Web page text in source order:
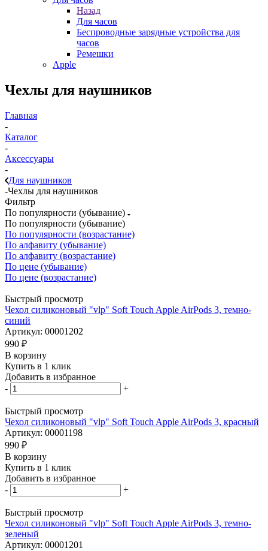
Назад
Для часов
Беспроводные зарядные устройства для
часов
Ремешки
Apple
Чехлы для наушников
Главная
-
Каталог
-
Аксессуары
-
Для наушников
-Чехлы для наушников
Фильтр
По популярности (убывание)
По популярности (убывание)
По популярности (возрастание)
По алфавиту (убывание)
По алфавиту (возрастание)
По цене (убывание)
По цене (возрастание)
Быстрый просмотр
Чехол силиконовый "vlp" Soft Touch Apple AirPods 3, темно-
синий
Артикул: 00001202
990 ₽
В корзину
Купить в 1 клик
Добавить в избранное
-
+
Быстрый просмотр
Чехол силиконовый "vlp" Soft Touch Apple AirPods 3, красный
Артикул: 00001198
990 ₽
В корзину
Купить в 1 клик
Добавить в избранное
-
+
Быстрый просмотр
Чехол силиконовый "vlp" Soft Touch Apple AirPods 3, темно-
зеленый
Артикул: 00001201